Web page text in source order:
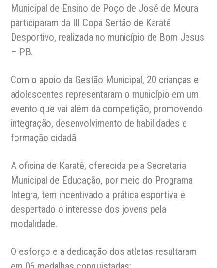
Municipal de Ensino de Poço de José de Moura
participaram da III Copa Sertão de Karatê
Desportivo, realizada no município de Bom Jesus
– PB.
Com o apoio da Gestão Municipal, 20 crianças e
adolescentes representaram o município em um
evento que vai além da competição, promovendo
integração, desenvolvimento de habilidades e
formação cidadã.
A oficina de Karatê, oferecida pela Secretaria
Municipal de Educação, por meio do Programa
Integra, tem incentivado a prática esportiva e
despertado o interesse dos jovens pela
modalidade.
O esforço e a dedicação dos atletas resultaram